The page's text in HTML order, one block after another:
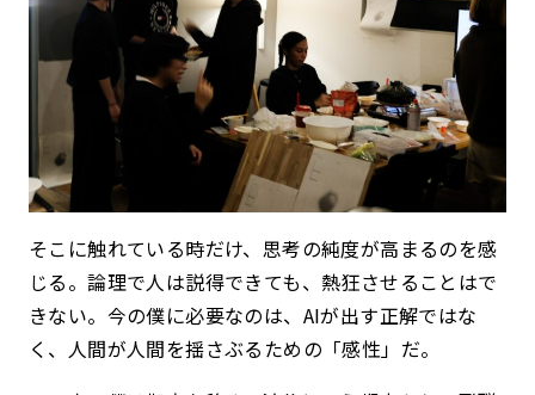
そこに触れている時だけ、思考の純度が高まるのを感
じる。論理で人は説得できても、熱狂させることはで
きない。 今の僕に必要なのは、AIが出す正解ではな
く、人間が人間を揺さぶるための「感性」だ。